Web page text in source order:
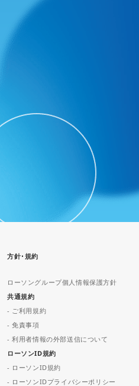
方針･規約
ローソングループ個人情報保護方針
共通規約
- ご利用規約
- 免責事項
- 利用者情報の外部送信について
ローソンID規約
- ローソンID規約
- ローソンIDプライバシーポリシー